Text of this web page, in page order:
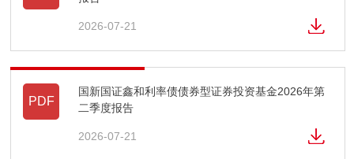
2026-07-21
PDF
国新国证鑫和利率债债券型证券投资基金2026年第
二季度报告
2026-07-21